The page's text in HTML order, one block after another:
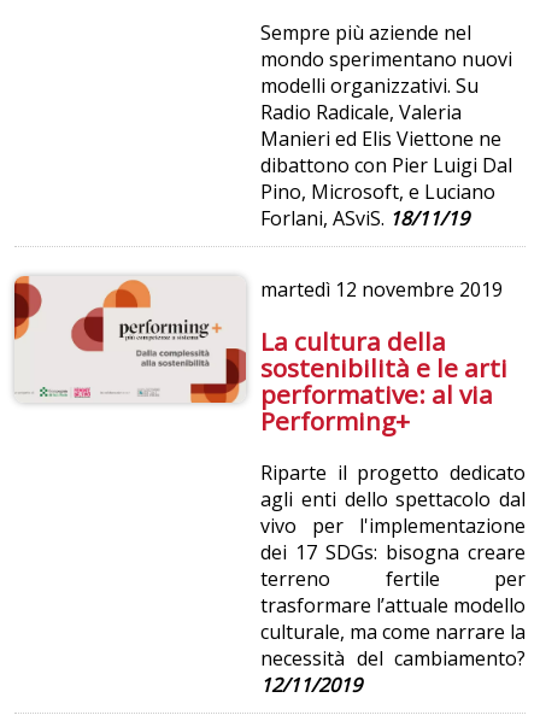
Sempre più aziende nel
mondo sperimentano nuovi
modelli organizzativi. Su
Radio Radicale, Valeria
Manieri ed Elis Viettone ne
dibattono con Pier Luigi Dal
Pino, Microsoft, e Luciano
Forlani, ASviS. 18/11/19
martedì 12 novembre 2019
La cultura della
sostenibilità e le arti
performative: al via
Performing+
Riparte il progetto dedicato
agli enti dello spettacolo dal
vivo per l'implementazione
dei 17 SDGs: bisogna creare
terreno fertile per
trasformare l’attuale modello
culturale, ma come narrare la
necessità del cambiamento?
12/11/2019